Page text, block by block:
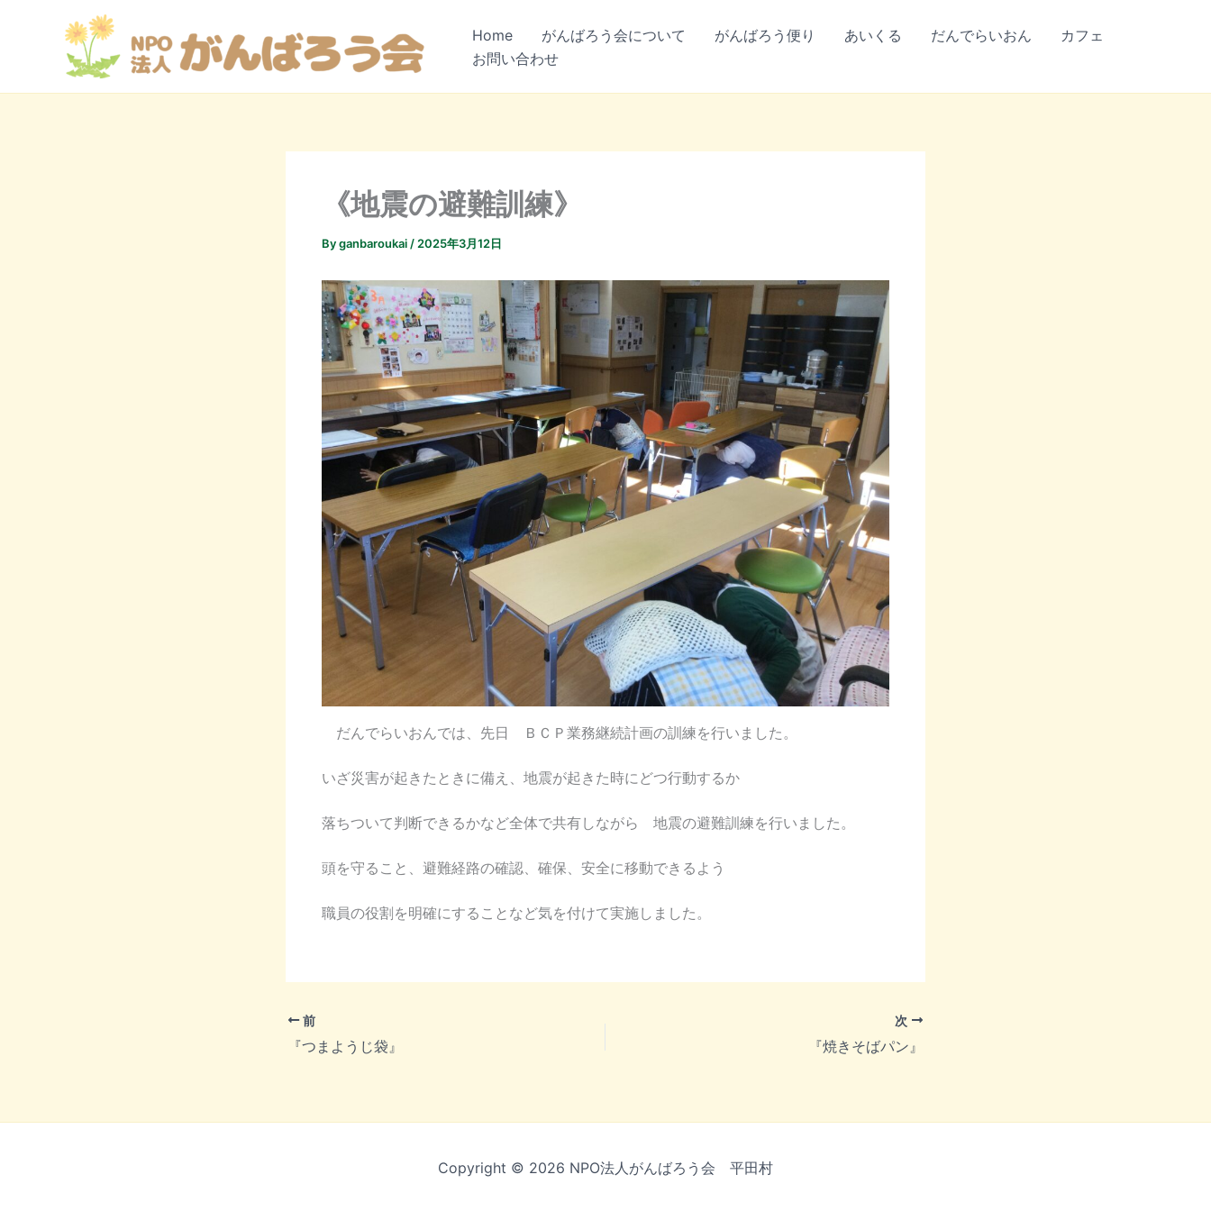
Home がんばろう会について がんばろう便り あいくる だんでらいおん
カフェ
お問い合わせ
《地震の避難訓練》
Byganbaroukai / 2025年3月12日
だんでらいおんでは、先日 ＢＣＰ業務継続計画の訓練を行いました。
いざ災害が起きたときに備え、地震が起きた時にどつ行動するか
落ちついて判断できるかなど全体で共有しながら 地震の避難訓練を行いました。
頭を守ること、避難経路の確認、確保、安全に移動できるよう
職員の役割を明確にすることなど気を付けて実施しました。
前
『つまようじ袋』
次
『焼きそばパン』
Copyright © 2026 NPO法人がんばろう会 平田村